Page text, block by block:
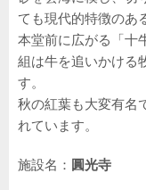
ても現代的特徴のあ
本堂前に広がる「十
組は牛を追いかける
す。
秋の紅葉も大変有名
れています。
施設名： 圓光寺